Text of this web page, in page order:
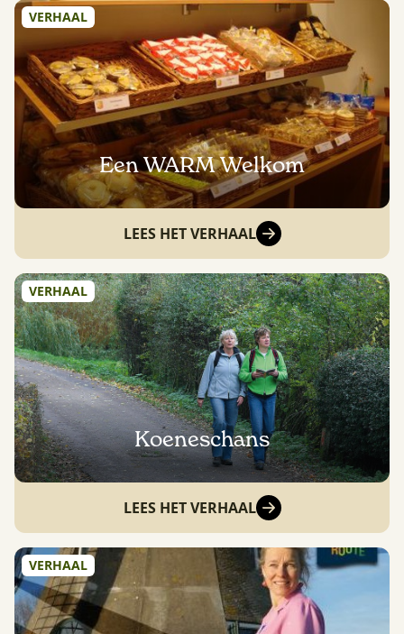
VERHAAL
Een WARM Welkom
LEES HET VERHAAL
VERHAAL
Koeneschans
LEES HET VERHAAL
VERHAAL